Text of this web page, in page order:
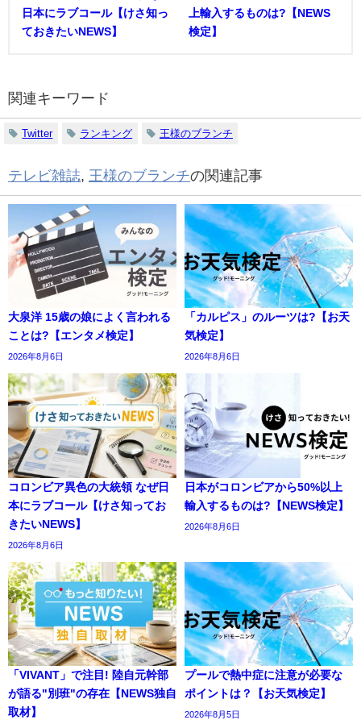
日本にラブコール【けさ知っ
ておきたいNEWS】
上輸入するものは?【NEWS
検定】
関連キーワード
Twitter ランキング 王様のブランチ
テレビ雑誌, 王様のブランチの関連記事
大泉洋 15歳の娘によく言われる
ことは?【エンタメ検定】
2026年8月6日
「カルピス」のルーツは?【お天
気検定】
2026年8月6日
コロンビア異色の大統領 なぜ日
本にラブコール【けさ知ってお
きたいNEWS】
2026年8月6日
日本がコロンビアから50%以上
輸入するものは?【NEWS検定】
2026年8月6日
「VIVANT」で注目! 陸自元幹部
が語る"別班"の存在【NEWS独自
取材】
プールで熱中症に注意が必要な
ポイントは？【お天気検定】
2026年8月5日